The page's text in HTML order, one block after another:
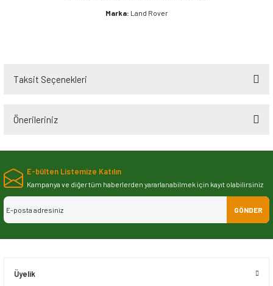
Marka: Land Rover
Taksit Seçenekleri
Önerileriniz
Bu ürünün fiyat bilgisi, resim, ürün açıklamalarında ve diğer konularda
iletebilirsiniz.
Görüş ve önerileriniz için teşekkür ederiz.
Ürün resmi kalitesiz, bozuk veya görüntülenemiyor.
E-bülten Listemize Katılın
Kampanya ve diğer tüm haberlerden yararlanabilmek için kayıt olabilirsiniz
GÖNDER
Üyelik